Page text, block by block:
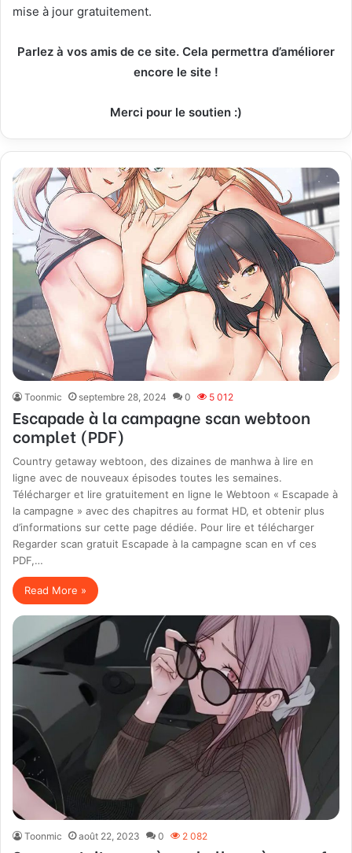
mise à jour gratuitement.
Parlez à vos amis de ce site. Cela permettra d’améliorer
encore le site !
Merci pour le soutien :)
Toonmic septembre 28, 2024 0 5 012
Escapade à la campagne scan webtoon
complet (PDF)
Country getaway webtoon, des dizaines de manhwa à lire en
ligne avec de nouveaux épisodes toutes les semaines.
Télécharger et lire gratuitement en ligne le Webtoon « Escapade à
la campagne » avec des chapitres au format HD, et obtenir plus
d’informations sur cette page dédiée. Pour lire et télécharger
Regarder scan gratuit Escapade à la campagne scan en vf ces
PDF,…
Read More »
Toonmic août 22, 2023 0 2 082